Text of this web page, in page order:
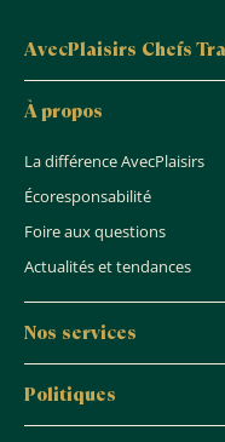
AvecPlaisirs Chefs
À propos
La différence AvecPlaisirs
Écoresponsabilité
Foire aux questions
Actualités et tendances
Nos services
Politiques